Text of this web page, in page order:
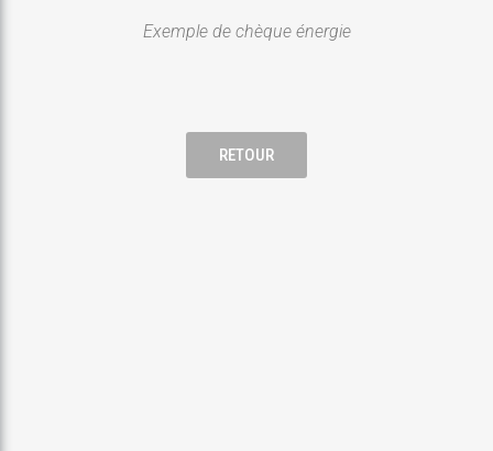
Exemple de chèque énergie
RETOUR